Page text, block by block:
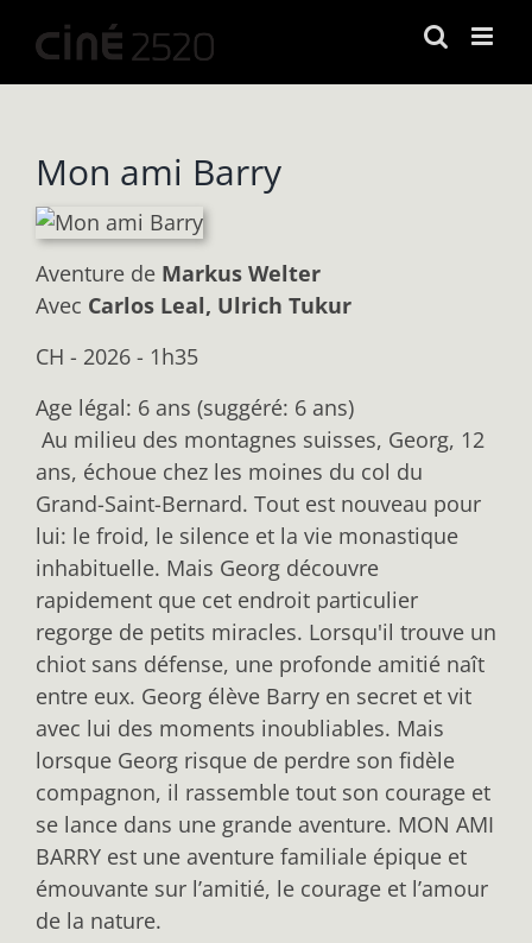
contenu
Mon ami Barry
Aventure de Markus Welter
Avec Carlos Leal, Ulrich Tukur
CH - 2026 - 1h35
Age légal: 6 ans (suggéré: 6 ans)
Au milieu des montagnes suisses, Georg, 12
ans, échoue chez les moines du col du
Grand-Saint-Bernard. Tout est nouveau pour
lui: le froid, le silence et la vie monastique
inhabituelle. Mais Georg découvre
rapidement que cet endroit particulier
regorge de petits miracles. Lorsqu'il trouve un
chiot sans défense, une profonde amitié naît
entre eux. Georg élève Barry en secret et vit
avec lui des moments inoubliables. Mais
lorsque Georg risque de perdre son fidèle
compagnon, il rassemble tout son courage et
se lance dans une grande aventure. MON AMI
BARRY est une aventure familiale épique et
émouvante sur l’amitié, le courage et l’amour
de la nature.